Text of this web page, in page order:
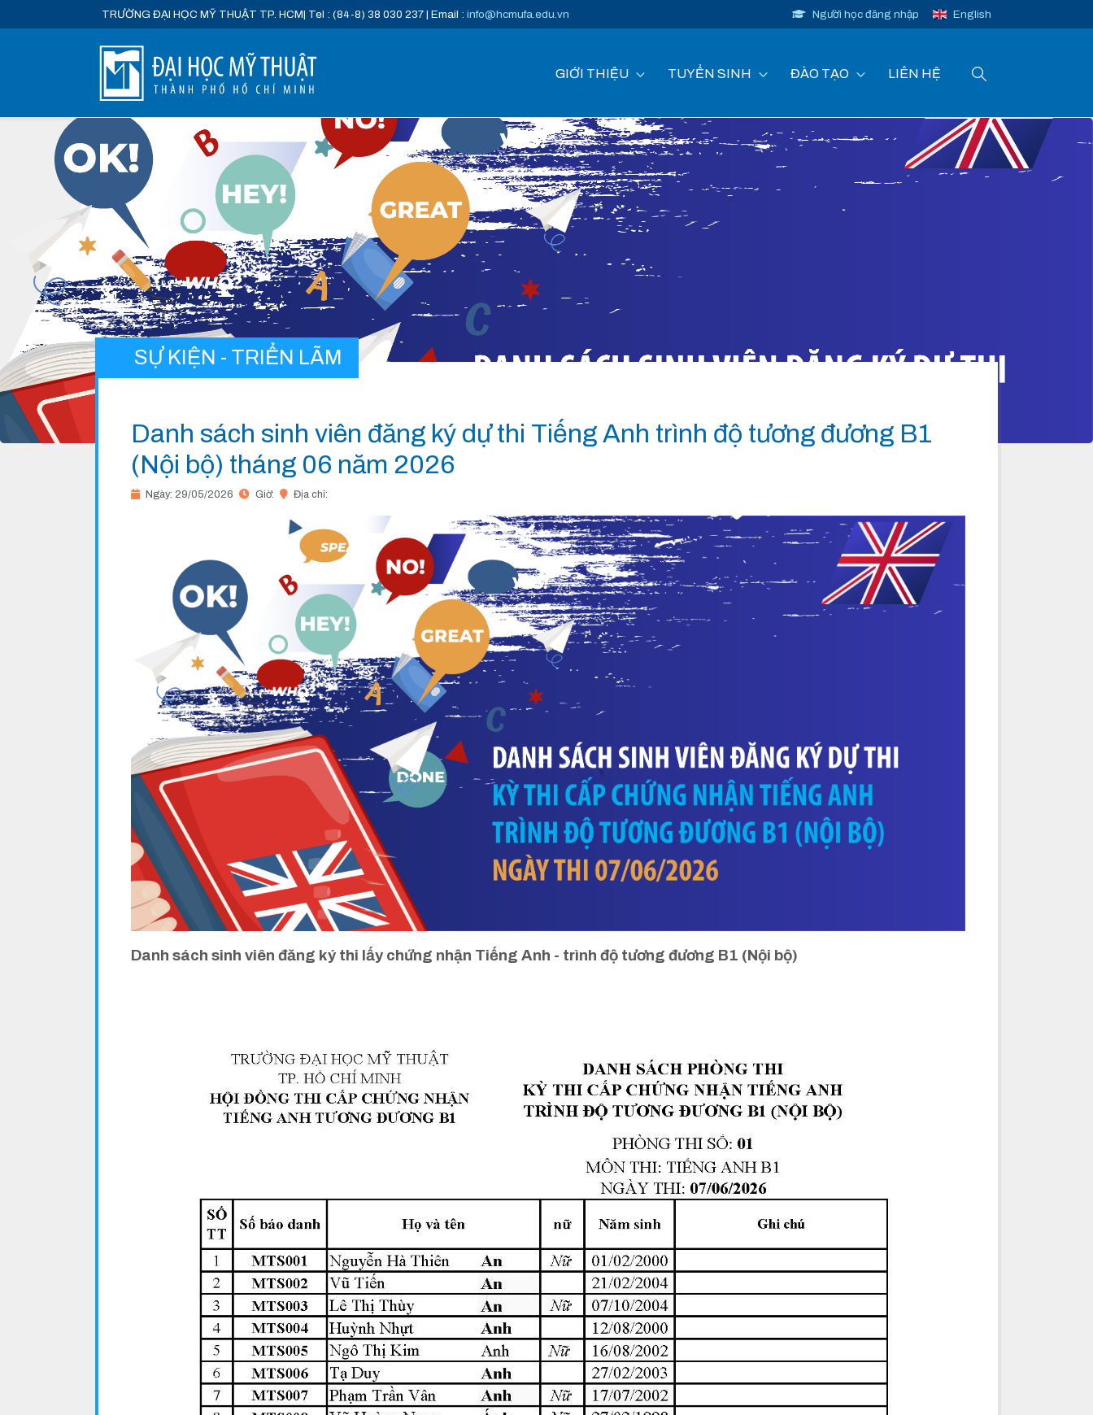
TRƯỜNG ĐẠI HỌC MỸ THUẬT TP. HCM| Tel : (84-8) 38 030 237 | Email : info@hcmufa.edu.vn Người học đăng nhập English
GIỚI THIỆU TUYỂN SINH ĐÀO TẠO LIÊN HỆ
SỰ KIỆN - TRIỂN LÃM
Danh sách sinh viên đăng ký dự thi Tiếng Anh trình độ tương đương B1
(Nội bộ) tháng 06 năm 2026
Ngày: 29/05/2026 Giờ: Địa chỉ:
Danh sách sinh viên đăng ký thi lấy chứng nhận Tiếng Anh - trình độ tương đương B1 (Nội bộ)